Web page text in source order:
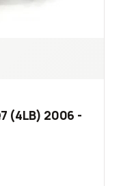
(4LB) 2006 -